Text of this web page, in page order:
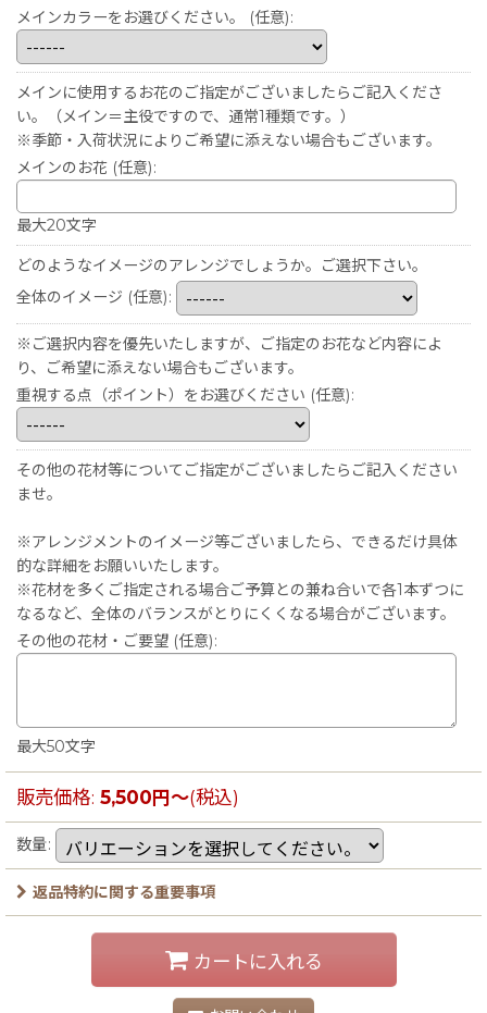
メインカラーをお選びください。
(任意):
メインに使用するお花のご指定がございましたらご記入くださ
い。（メイン＝主役ですので、通常1種類です。）
※季節・入荷状況によりご希望に添えない場合もございます。
メインのお花 (任意):
最大20文字
どのようなイメージのアレンジでしょうか。ご選択下さい。
全体のイメージ (任意):
※ご選択内容を優先いたしますが、ご指定のお花など内容によ
り、ご希望に添えない場合もございます。
重視する点（ポイント）をお選びください (任意):
その他の花材等についてご指定がございましたらご記入ください
ませ。
※アレンジメントのイメージ等ございましたら、できるだけ具体
的な詳細をお願いいたします。
※花材を多くご指定される場合ご予算との兼ね合いで各1本ずつに
なるなど、全体のバランスがとりにくくなる場合がございます。
その他の花材・ご要望 (任意):
最大50文字
販売価格: 5,500円～(税込)
数量:
返品特約に関する重要事項
カートに入れる